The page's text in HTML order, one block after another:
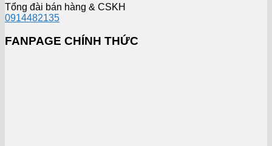
Tổng đài bán hàng & CSKH
0914482135
FANPAGE CHÍNH THỨC